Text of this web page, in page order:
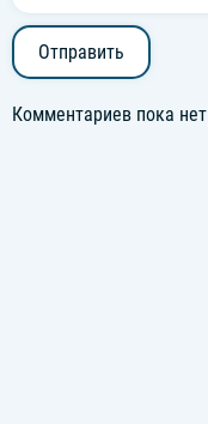
Отправить
Комментариев пока нет